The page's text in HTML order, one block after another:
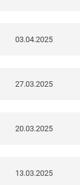
03.04.2025
27.03.2025
20.03.2025
13.03.2025